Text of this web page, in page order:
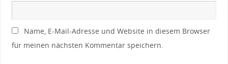
Name, E-Mail-Adresse und Website in diesem Browser
für meinen nächsten Kommentar speichern.